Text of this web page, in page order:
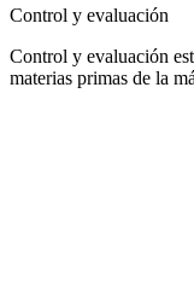
Control y evaluación
Control y evaluación
materias primas de la